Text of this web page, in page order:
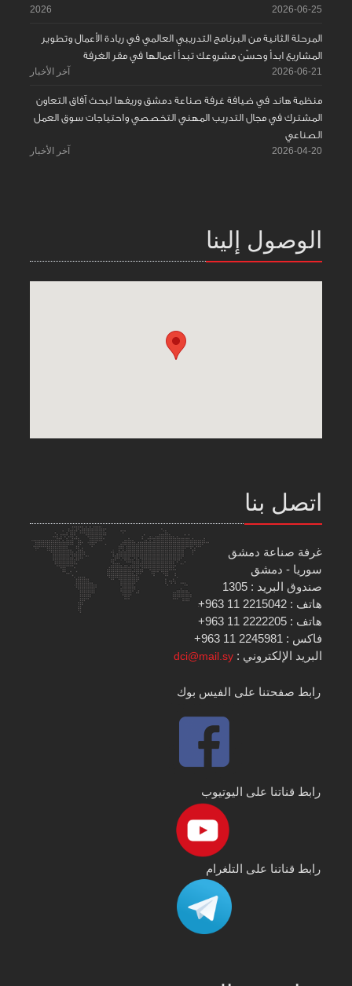
2026-06-25
2026
المرحلة الثانية من البرنامج التدريبي العالمي في ريادة الأعمال وتطوير
المشاريع ابدأ وحسّن مشروعك تبدأ اعمالها في مقر الغرفة
2026-06-21 آخر الأخبار
منظمة هاند في ضيافة غرفة صناعة دمشق وريفها لبحث آفاق التعاون
المشترك في مجال التدريب المهني التخصصي واحتياجات سوق العمل
الصناعي
2026-04-20 آخر الأخبار
الوصول إلينا
اتصل بنا
غرفة صناعة دمشق
سوريا - دمشق
صندوق البريد : 1305
هاتف : 2215042 11 963+
هاتف : 2222205 11 963+
فاكس : 2245981 11 963+
البريد الإلكتروني :dci@mail.sy
رابط صفحتنا على الفيس بوك
رابط قناتنا على اليوتيوب
رابط قناتنا على التلغرام